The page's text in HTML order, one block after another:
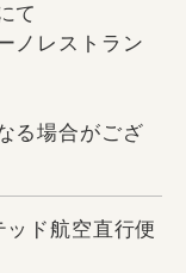
て
ノレストラン
る場合がござ
ド航空直行便